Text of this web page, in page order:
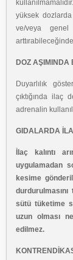
yüksek
ve/veya genel
DOZ AŞIMINDA
Duyarlılık
çıktığında ilaç
adrenalin
GIDALARDA
İlaç kalıntı
uygulamadan
kesime
sütü tüketime
uzun olması
edilmez.